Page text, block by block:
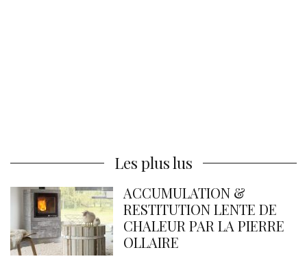
Les plus lus
ACCUMULATION &
RESTITUTION LENTE DE
CHALEUR PAR LA PIERRE
OLLAIRE